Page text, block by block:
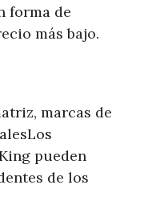
forma de
más bajo.
marcas de
pueden
de los